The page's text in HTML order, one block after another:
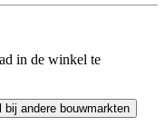
in de winkel te
bij andere bouwmarkten